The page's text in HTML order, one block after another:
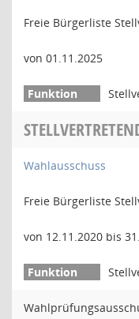
Freie Bürgerliste
von 01.11.2025
Wahlausschuss
Freie Bürgerliste
von 12.11.2020 bis